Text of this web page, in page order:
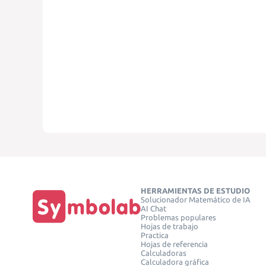
HERRAMIENTAS DE ESTUDIO
Solucionador Matemático de IA
AI Chat
Problemas populares
Hojas de trabajo
Practica
Hojas de referencia
Calculadoras
Calculadora gráfica